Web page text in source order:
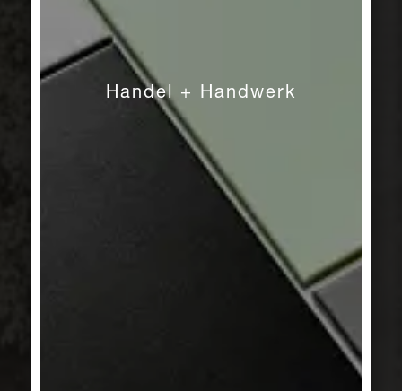
Handel + Handwerk
Zementoptik
Eine Collage unterschiedlicher
Strukturen für ein wohnliches Ambiente.
ZUR SERIE